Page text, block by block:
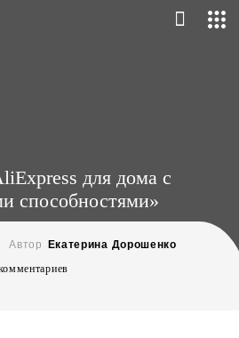
для дома с
способностями»
Автор Екатерина Дорошенко